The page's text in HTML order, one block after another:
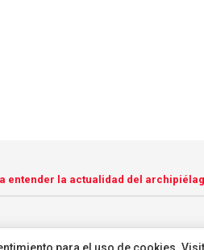
entender la actualidad del